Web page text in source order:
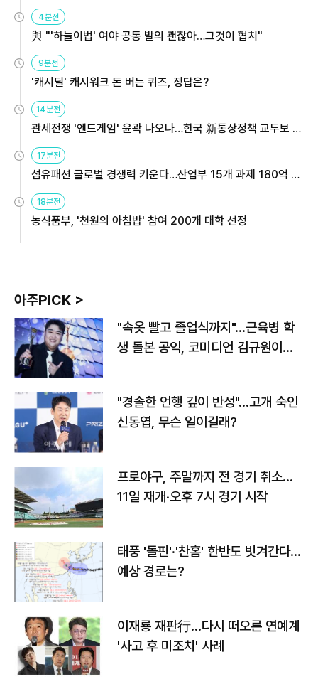
4분전
與 "'하늘이법' 여야 공동 발의 괜찮아…그것이 협치"
9분전
'캐시딜' 캐시워크 돈 버는 퀴즈, 정답은?
14분전
관세전쟁 '엔드게임' 윤곽 나오나…한국 新통상정책 교두보 활
17분전
섬유패션 글로벌 경쟁력 키운다…산업부 15개 과제 180억 지
18분전
농식품부, '천원의 아침밥' 참여 200개 대학 선정
아주PICK >
"속옷 빨고 졸업식까지"…근육병 학
생 돌본 공익, 코미디언 김규원이었
"경솔한 언행 깊이 반성"…고개 숙인
신동엽, 무슨 일이길래?
프로야구, 주말까지 전 경기 취소…
11일 재개·오후 7시 경기 시작
태풍 '돌핀'·'찬홈' 한반도 빗겨간다…
예상 경로는?
이재룡 재판行…다시 떠오른 연예계
'사고 후 미조치' 사례